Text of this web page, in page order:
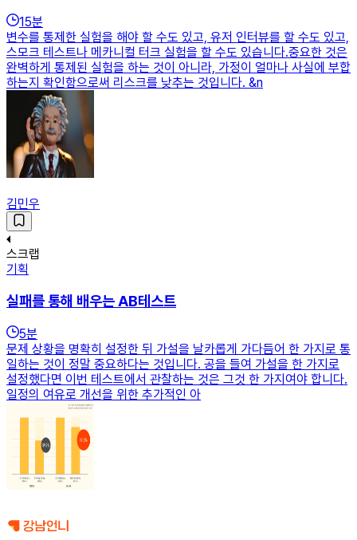
15분
변수를 통제한 실험을 해야 할 수도 있고, 유저 인터뷰를 할 수도 있고,
스모크 테스트나 메카니컬 터크 실험을 할 수도 있습니다.중요한 것은
완벽하게 통제된 실험을 하는 것이 아니라, 가정이 얼마나 사실에 부합
하는지 확인함으로써 리스크를 낮추는 것입니다. &n
김민우
스크랩
기획
실패를 통해 배우는 AB테스트
5분
문제 상황을 명확히 설정한 뒤 가설을 날카롭게 가다듬어 한 가지로 통
일하는 것이 정말 중요하다는 것입니다. 공을 들여 가설을 한 가지로
설정했다면 이번 테스트에서 관찰하는 것은 그것 한 가지여야 합니다.
일정의 여유로 개선을 위한 추가적인 아